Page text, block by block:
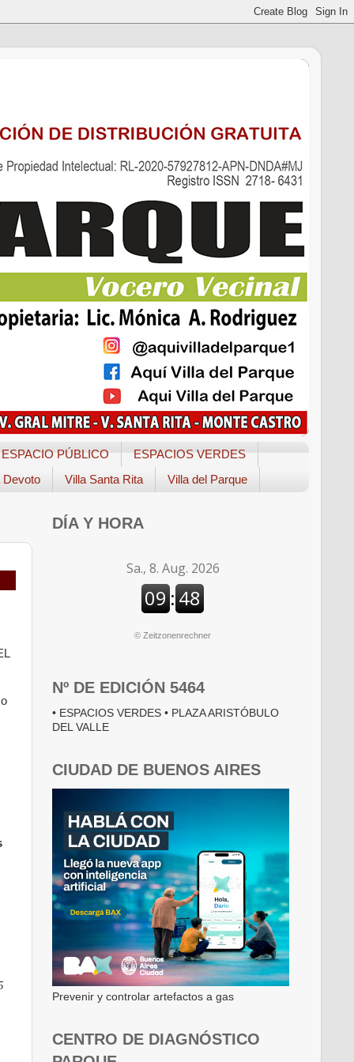
ESPACIO PÚBLICO
ESPACIOS VERDES
Devoto
Villa Santa Rita Villa del Parque
DÍA Y HORA
© Zeitzonenrechner
Nº DE EDICIÓN 5464
• ESPACIOS VERDES • PLAZA ARISTÓBULO
DEL VALLE
CIUDAD DE BUENOS AIRES
Prevenir y controlar artefactos a gas
CENTRO DE DIAGNÓSTICO